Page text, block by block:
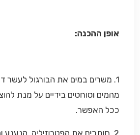
אופן ההכנה:
1. משרים במים את הבורגול לעשר
מהמים וסוחטים בידיים על מנת
ככל האפשר.
2. חותכים את הפטרוזיליה, הנענע